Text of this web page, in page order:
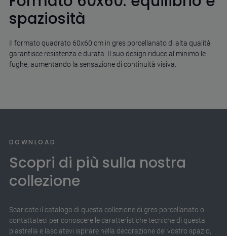
spaziosità
Il formato quadrato 60x60 cm in gres porcellanato di alta qualità
garantisce resistenza e durata. Il suo design riduce al minimo le
fughe, aumentando la sensazione di continuità visiva.
DOWNLOAD
Scopri di più sulla nostra
collezione
Scaricate il catalogo di questa collezione di gres porcellanato o
contattateci per conoscere le caratteristiche tecniche di questa
piastrella e lasciatevi ispirare nella decorazione del vostro spazio,